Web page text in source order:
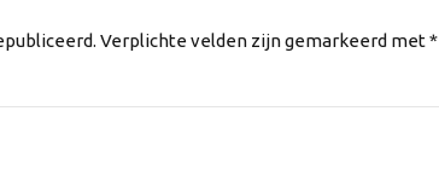
Verplichte velden zijn gemarkeerd met *